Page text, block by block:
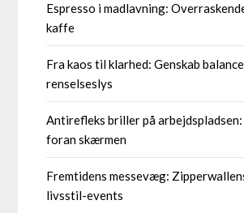
Espresso i madlavning:
kaffe
Fra kaos til klarhed: Genskab
renselseslys
Antirefleks briller på
foran skærmen
Fremtidens messevæg:
livsstil-events